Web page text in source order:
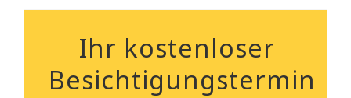
Ihr kostenloser
Besichtigungstermin